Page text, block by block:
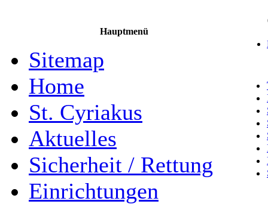
Hauptmenü
Sitemap
Home
St. Cyriakus
Aktuelles
Sicherheit / Rettung
Einrichtungen